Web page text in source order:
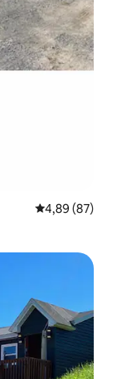
4,89 de uma
4,89 (87)